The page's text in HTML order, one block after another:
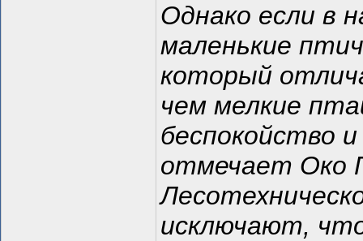
Однако если в
маленькие
который
чем мелкие
беспокойство
отмечает Око
исключают,